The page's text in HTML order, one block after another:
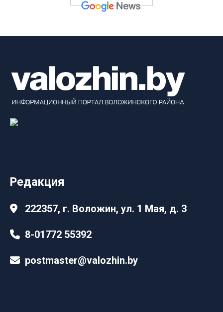
Редакция
222357, г. Воложин, ул. 1 Мая, д. 3
8-01772 55392
postmaster@valozhin.by